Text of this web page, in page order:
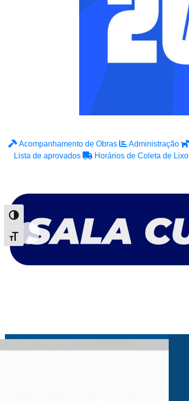
Alternar alto contraste
Alternar tamanho da fonte
Acompanhamento de Obras Administração
Lista de aprovados
Horários de Coleta de Lixo